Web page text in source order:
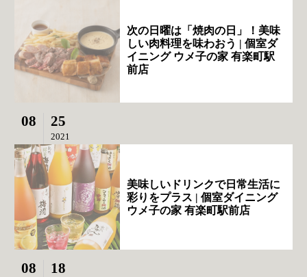
次の日曜は「焼肉の日」！美味
しい肉料理を味わおう | 個室ダ
イニング ウメ子の家 有楽町駅
前店
08 25
2021
美味しいドリンクで日常生活に
彩りをプラス | 個室ダイニング
ウメ子の家 有楽町駅前店
08 18